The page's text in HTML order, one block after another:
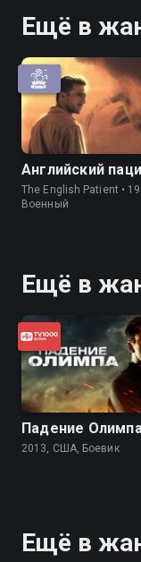
Ещё в
Английский
The English Patient •
Военный
Ещё в
Падение Олимпа
2013, США, Боевик
Ещё в